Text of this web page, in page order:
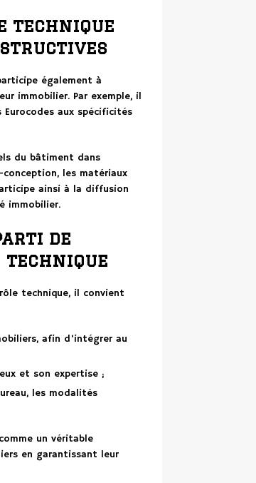
technique
également à
immobilier. Par exemple, il
aux spécificités
du bâtiment dans
les matériaux
ainsi à la diffusion
immobilier.
de
technique
technique, il convient
afin d’intégrer au
et son expertise ;
les modalités
un véritable
en garantissant leur